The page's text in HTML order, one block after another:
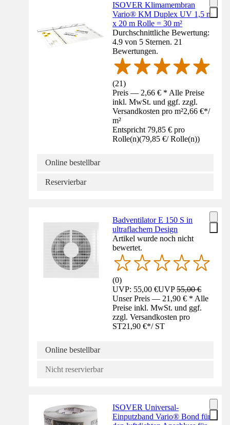
ISOVER Klimamembran
Vario® KM Duplex UV 1,5 m
x 20 m Rolle = 30 m²
Durchschnittliche Bewertung:
4.9 von 5 Sternen. 21
Bewertungen.
(21)
Preis — 2,66 € * Alle Preise
inkl. MwSt. und ggf. zzgl.
Versandkosten pro m²2,66 €*/
m²
Entspricht 79,85 € pro
Rolle(n)(79,85 €/ Rolle(n))
Online bestellbar
Reservierbar
Badventilator E 150 S in
ultraflachem Design
Artikel wurde noch nicht
bewertet.
(0)
UVP: 55,00 €UVP55,00 €
Unser Preis — 21,90 € * Alle
Preise inkl. MwSt. und ggf.
zzgl. Versandkosten pro
ST21,90 €*/ ST
Online bestellbar
Nicht reservierbar
ISOVER Universal-
Einputzband Vario® Bond für